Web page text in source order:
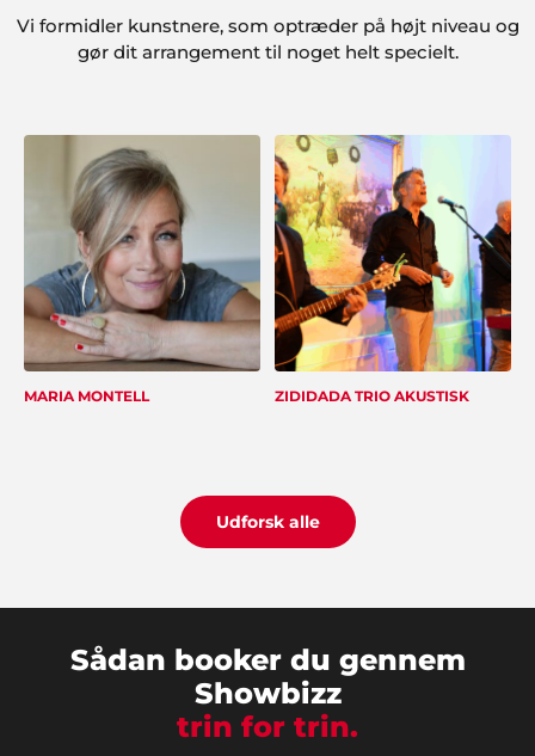
underholdningen til vores fest".
Bjørn Bendtsen, Kalundborg
masser af ideer".
"Lidt af et vovestykke vi kastede os ud i, da vi
sagde ja til at arrangere årets julefrokost i klubben.
MEN, så fandt vi på at kontakte Showbizz Danmark
som nærmest klarede det hele og leverede både
Vi formidler kunstnere, som optræder på højt niveau og
gør dit arrangement til noget helt specielt.
MARIA MONTELL ZIDIDADA TRIO AKUSTISK
Udforsk alle
Sådan booker du gennem
Showbizz
trin for trin.